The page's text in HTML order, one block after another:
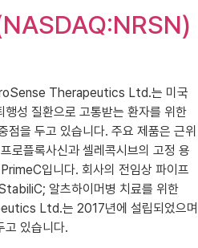
Therapeutics Ltd.는 미국
성 질환으로 고통받는 환자를 위한
점을 두고 있습니다. 주요 제품은 근위
로플록사신과 셀레콕시브의 고정 용
입니다. 회사의 전임상 파이프
알츠하이머병 치료를 위한
Ltd.는 2017년에 설립되었으며
고 있습니다.